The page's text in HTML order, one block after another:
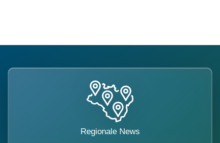
Regionale News